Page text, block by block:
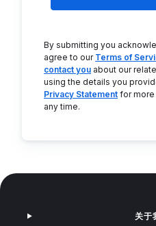
By submitting you
agree to our Terms of
contact you about our
using the details you
Privacy Statement for
any time.
关于